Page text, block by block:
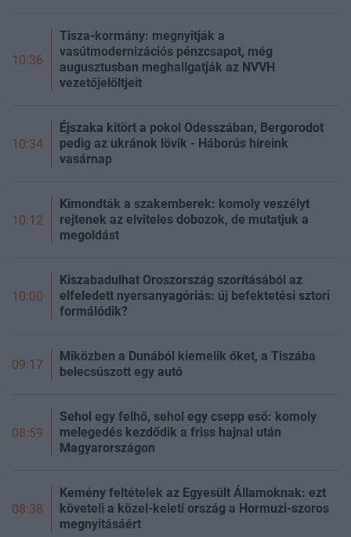
10:36
Tisza-kormány: megnyitják a
vasútmodernizációs pénzcsapot, még
augusztusban meghallgatják az NVVH
vezetőjelöltjeit
10:34
Éjszaka kitört a pokol Odesszában, Bergorodot
pedig az ukránok lövik - Háborús híreink
vasárnap
10:12
Kimondták a szakemberek: komoly veszélyt
rejtenek az elviteles dobozok, de mutatjuk a
megoldást
10:00
Kiszabadulhat Oroszország szorításából az
elfeledett nyersanyagóriás: új befektetési sztori
formálódik?
09:17
Miközben a Dunából kiemelik őket, a Tiszába
belecsúszott egy autó
08:59
Sehol egy felhő, sehol egy csepp eső: komoly
melegedés kezdődik a friss hajnal után
Magyarországon
08:38
Kemény feltételek az Egyesült Államoknak: ezt
követeli a közel-keleti ország a Hormuzi-szoros
megnyitásáért